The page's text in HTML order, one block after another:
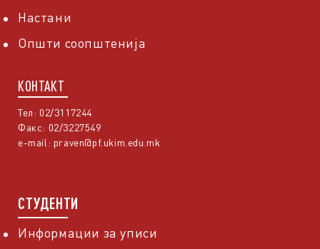
Настани
Општи соопштенија
КОНТАКТ
Тел: 02/3117244
Факс: 02/3227549
e-mail: praven@pf.ukim.edu.mk
СТУДЕНТИ
Информации за уписи